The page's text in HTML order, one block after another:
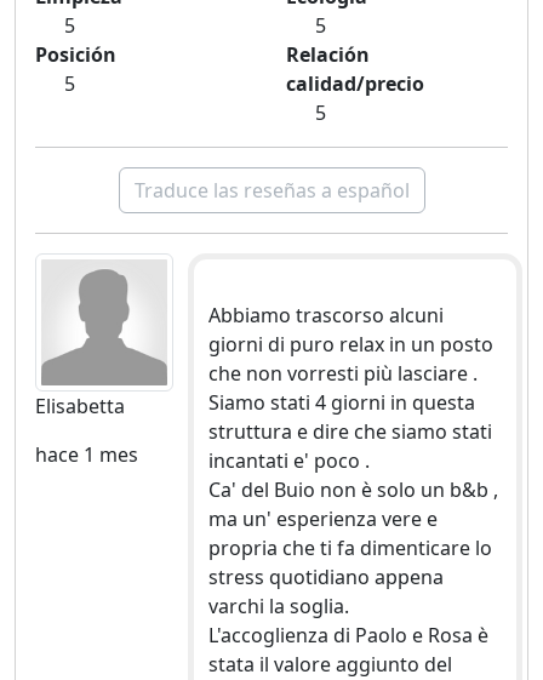
5
5
Posición
5
Relación
calidad/precio
5
Traduce las reseñas a español
Elisabetta
hace 1 mes
Abbiamo trascorso alcuni
giorni di puro relax in un posto
che non vorresti più lasciare .
Siamo stati 4 giorni in questa
struttura e dire che siamo stati
incantati e' poco .
Ca' del Buio non è solo un b&b ,
ma un' esperienza vere e
propria che ti fa dimenticare lo
stress quotidiano appena
varchi la soglia.
L'accoglienza di Paolo e Rosa è
stata il valore aggiunto del